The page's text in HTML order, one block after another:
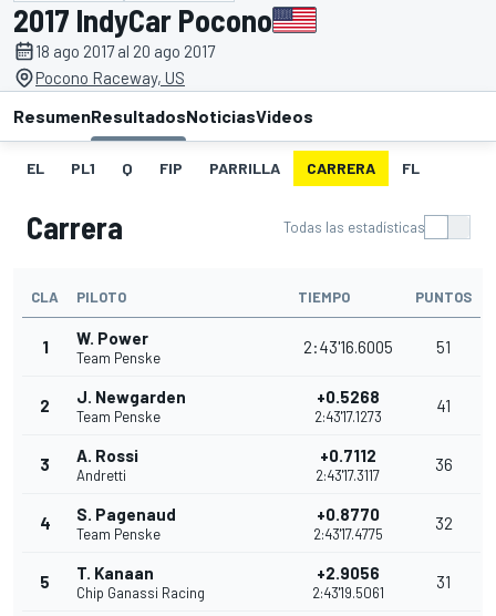
2017 IndyCar Pocono
18 ago 2017 al 20 ago 2017
Pocono Raceway, US
ResumenResultadosNoticiasVideos
EL PL1 Q FIP PARRILLA CARRERA FL
Carrera Todas las estadísticas
CLA PILOTO TIEMPO PUNTOS
1 W. Power
Team Penske
2:43'16.6005 51
2 J. Newgarden
Team Penske
+0.5268
2:43'17.1273
41
3 A. Rossi
Andretti
+0.7112
2:43'17.3117
36
4 S. Pagenaud
Team Penske
+0.8770
2:43'17.4775
32
5 T. Kanaan
Chip Ganassi Racing
+2.9056
2:43'19.5061
31